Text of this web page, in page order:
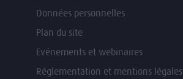
Données personnelles
Plan du site
Evénements et webinaires
Réglementation et mentions légales